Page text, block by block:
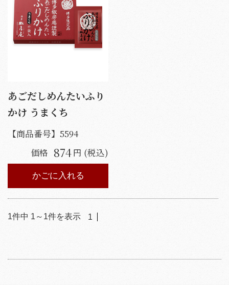
あごだしめんたいふり
かけ うまくち
【商品番号】 5594
価格 874円 (税込)
かごに入れる
1件中 1 ～ 1件を表示 1